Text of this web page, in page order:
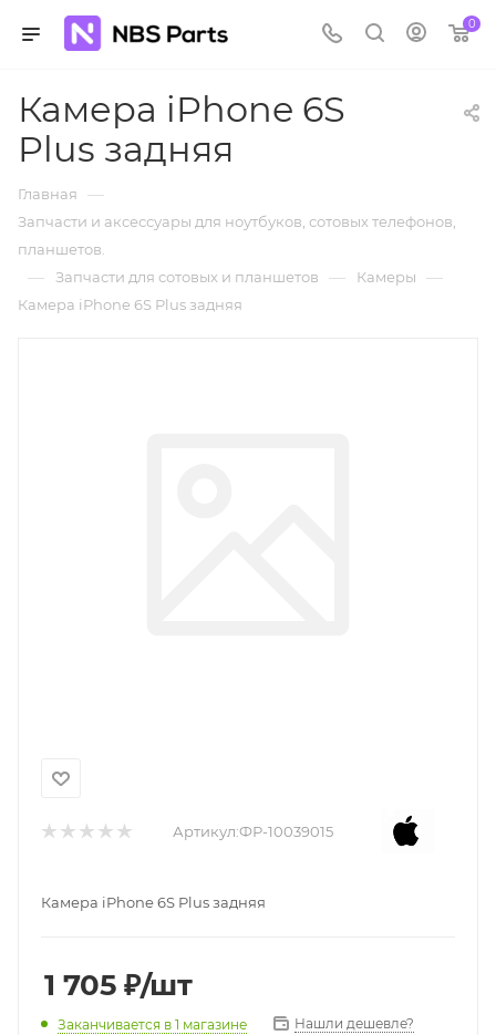
0
Камера iPhone 6S
Plus задняя
Главная —
Запчасти и аксессуары для ноутбуков, сотовых телефонов,
планшетов.
— Запчасти для сотовых и планшетов — Камеры —
Камера iPhone 6S Plus задняя
Артикул:ФР-10039015
Камера iPhone 6S Plus задняя
1 705 ₽/шт
Заканчивается в 1 магазине Нашли дешевле?